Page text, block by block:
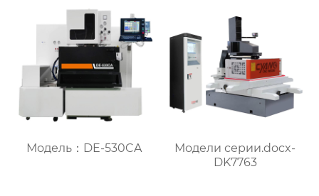
Модель：DE-530CA
Модели серии.docx-
DK7763